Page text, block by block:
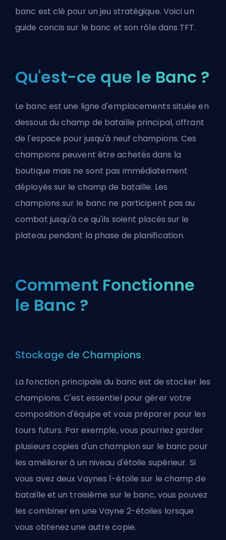
banc est clé pour un jeu stratégique. Voici un
guide concis sur le banc et son rôle dans TFT.
Qu'est-ce que le Banc ?
Le banc est une ligne d'emplacements située en
dessous du champ de bataille principal, offrant
de l'espace pour jusqu'à neuf champions. Ces
champions peuvent être achetés dans la
boutique mais ne sont pas immédiatement
déployés sur le champ de bataille. Les
champions sur le banc ne participent pas au
combat jusqu'à ce qu'ils soient placés sur le
plateau pendant la phase de planification.
Comment Fonctionne
le Banc ?
Stockage de Champions
La fonction principale du banc est de stocker les
champions. C'est essentiel pour gérer votre
composition d'équipe et vous préparer pour les
tours futurs. Par exemple, vous pourriez garder
plusieurs copies d'un champion sur le banc pour
les améliorer à un niveau d'étoile supérieur. Si
vous avez deux Vaynes 1-étoile sur le champ de
bataille et un troisième sur le banc, vous pouvez
les combiner en une Vayne 2-étoiles lorsque
vous obtenez une autre copie.